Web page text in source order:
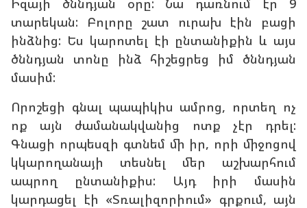
տարեկան: Բոլորը շատ ուրախ էին բացի
ինձնից: Ես կարոտել էի ընտանիքին և այս
ծննդյան տոնը ինձ հիշեցրեց իմ ծննդյան
մասիմ:
Որոշեցի գնալ պապիկիս ամրոց, որտեղ ոչ
ոք այն ժամանակվանից ոտք չէր դրել:
Գնացի որպեսզի գտնեմ մի իր, որի միջոցով
կկարողանայի տեսնել մեր աշխարհում
ապրող ընտանիքիս: Այդ իրի մասին
կարդացել էի «Տռալիզորիում» գրքում, այն